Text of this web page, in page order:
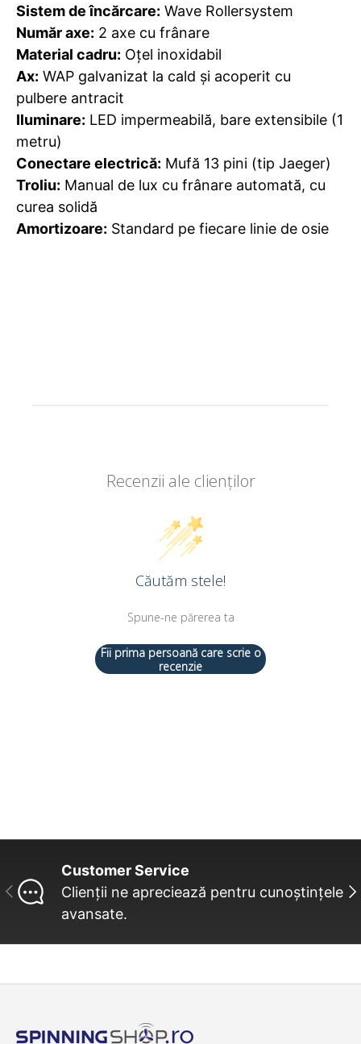
Sistem de încărcare: Wave Rollersystem
Număr axe: 2 axe cu frânare
Material cadru: Oțel inoxidabil
Ax: WAP galvanizat la cald și acoperit cu
pulbere antracit
Iluminare: LED impermeabilă, bare extensibile (1
metru)
Conectare electrică: Mufă 13 pini (tip Jaeger)
Troliu: Manual de lux cu frânare automată, cu
curea solidă
Amortizoare: Standard pe fiecare linie de osie
Recenzii ale clienților
Căutăm stele!
Spune-ne părerea ta
Fii prima persoană care scrie o
recenzie
INAINTE
Customer Service
Clienții ne apreciează pentru cunoștințele
avansate.